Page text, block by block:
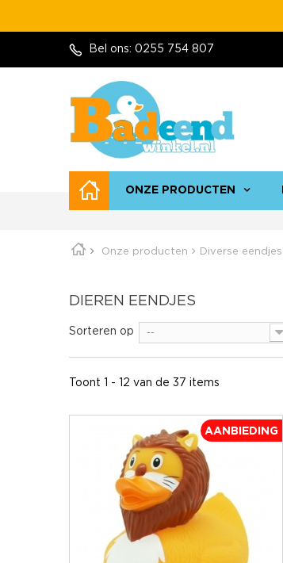
Bel ons: 0255 754 807
ONZE PRODUCTEN
Onze producten Diverse eendjes
DIEREN EENDJES
Sorteren op --
Toont 1 - 12 van de 37 items
AANBIEDING